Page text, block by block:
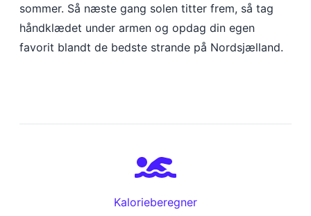
sommer. Så næste gang solen titter frem, så tag
håndklædet under armen og opdag din egen
favorit blandt de bedste strande på Nordsjælland.
Kalorieberegner